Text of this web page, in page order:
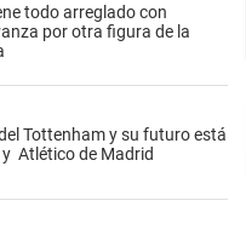
todo arreglado con
por otra figura de la
Tottenham y su futuro está
Atlético de Madrid